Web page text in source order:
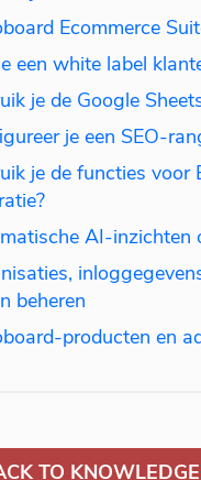
Ecommerce
een white label
je de Google
je een SEO-
je de functies voor
AI-inzichten
beheren
producten en
TO